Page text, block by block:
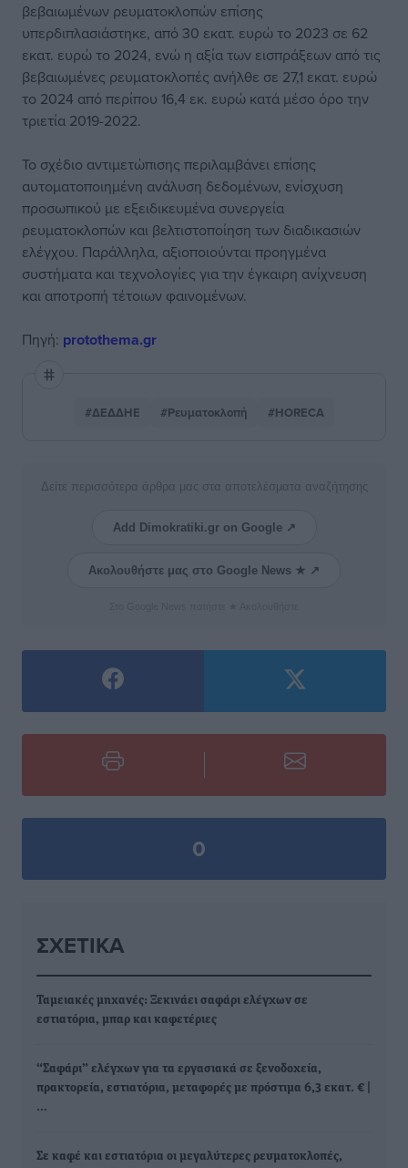
βεβαιωμένων ρευματοκλοπών επίσης
υπερδιπλασιάστηκε, από 30 εκατ. ευρώ το 2023 σε 62
εκατ. ευρώ το 2024, ενώ η αξία των εισπράξεων από τις
βεβαιωμένες ρευματοκλοπές ανήλθε σε 27,1 εκατ. ευρώ
το 2024 από περίπου 16,4 εκ. ευρώ κατά μέσο όρο την
τριετία 2019-2022.
Το σχέδιο αντιμετώπισης περιλαμβάνει επίσης
αυτοματοποιημένη ανάλυση δεδομένων, ενίσχυση
προσωπικού με εξειδικευμένα συνεργεία
ρευματοκλοπών και βελτιστοποίηση των διαδικασιών
ελέγχου. Παράλληλα, αξιοποιούνται προηγμένα
συστήματα και τεχνολογίες για την έγκαιρη ανίχνευση
και αποτροπή τέτοιων φαινομένων.
Πηγή: protothema.gr
#ΔΕΔΔΗΕ #Ρευματοκλοπή #HORECA
Δείτε περισσότερα άρθρα μας στα αποτελέσματα αναζήτησης
Add Dimokratiki.gr on Google ↗
Ακολουθήστε μας στο Google News ★ ↗
0
ΣΧΕΤΙΚΆ
Ταμειακές μηχανές: Ξεκινάει σαφάρι ελέγχων σε
εστιατόρια, μπαρ και καφετέριες
“Σαφάρι” ελέγχων για τα εργασιακά σε ξενοδοχεία,
πρακτορεία, εστιατόρια, μεταφορές με πρόστιμα 6,3 εκατ. € |
…
Σε καφέ και εστιατόρια οι μεγαλύτερες ρευματοκλοπές,